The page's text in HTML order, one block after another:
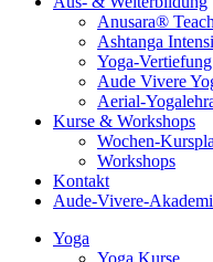
Anusara®
Ashtanga
Yoga-
Aude Vivere
Aerial-
Kurse & Workshops
Wochen-
Workshops
Kontakt
Aude-Vivere-
Yoga
Yoga Kurse